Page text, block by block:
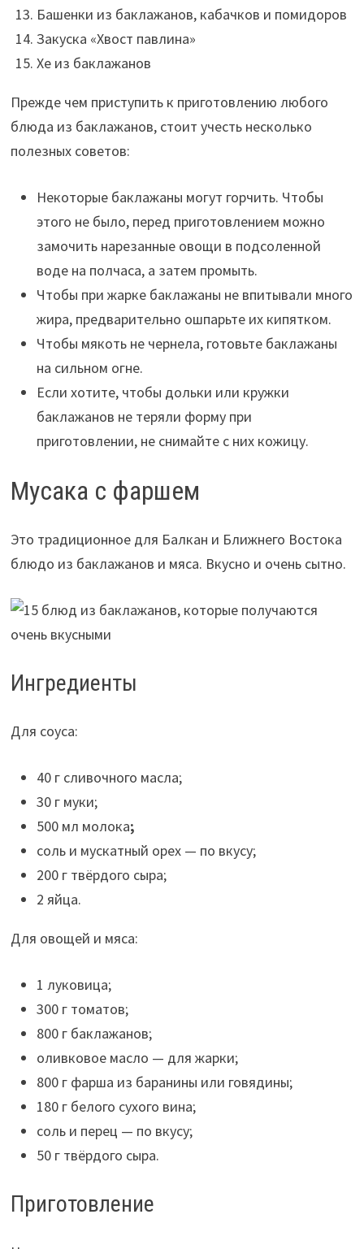
Башенки из баклажанов, кабачков и помидоров
Закуска «Хвост павлина»
Хе из баклажанов
Прежде чем приступить к приготовлению любого
блюда из баклажанов, стоит учесть несколько
полезных советов:
Некоторые баклажаны могут горчить. Чтобы
этого не было, перед приготовлением можно
замочить нарезанные овощи в подсоленной
воде на полчаса, а затем промыть.
Чтобы при жарке баклажаны не впитывали много
жира, предварительно ошпарьте их кипятком.
Чтобы мякоть не чернела, готовьте баклажаны
на сильном огне.
Если хотите, чтобы дольки или кружки
баклажанов не теряли форму при
приготовлении, не снимайте с них кожицу.
Мусака с фаршем
Это традиционное для Балкан и Ближнего Востока
блюдо из баклажанов и мяса. Вкусно и очень сытно.
Ингредиенты
Для соуса:
40 г сливочного масла;
30 г муки;
500 мл молока;
соль и мускатный орех — по вкусу;
200 г твёрдого сыра;
2 яйца.
Для овощей и мяса:
1 луковица;
300 г томатов;
800 г баклажанов;
оливковое масло — для жарки;
800 г фарша из баранины или говядины;
180 г белого сухого вина;
соль и перец — по вкусу;
50 г твёрдого сыра.
Приготовление